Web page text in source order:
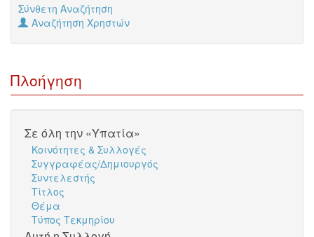
Σύνθετη Αναζήτηση
Αναζήτηση Χρηστών
Πλοήγηση
Σε όλη την «Υπατία»
Κοινότητες & Συλλογές
Συγγραφέας/Δημιουργός
Συντελεστής
Τίτλος
Θέμα
Τύπος Τεκμηρίου